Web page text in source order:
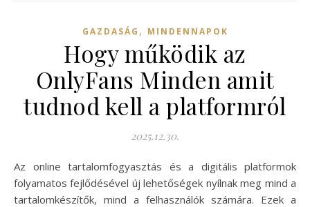
GAZDASÁG , MINDENNAPOK
Hogy működik az
OnlyFans Minden amit
tudnod kell a platformról
2025.12.30.
Az online tartalomfogyasztás és a digitális platformok
folyamatos fejlődésével új lehetőségek nyílnak meg mind a
tartalomkészítők, mind a felhasználók számára. Ezek a